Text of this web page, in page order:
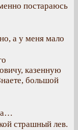
постараюсь
а у меня мало
казенную
большой
страшный лев.